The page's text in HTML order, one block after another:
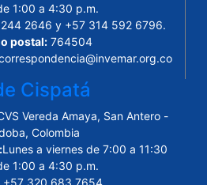
1:00 a 4:30 p.m.
2646 y +57 314 592 6796.
postal:764504
Cispatá
Vereda Amaya, San Antero -
Colombia
Lunes a viernes de 7:00 a 11:30
1:00 a 4:30 p.m.